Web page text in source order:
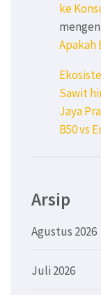
ke
Apakah
Sawit
Jaya
B50 vs
Arsip
Agustus 2026
Juli 2026